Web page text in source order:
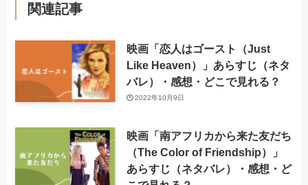
関連記事
映画「恋人はゴースト（Just
Like Heaven）」あらすじ（ネタ
バレ）・感想・どこで見れる？
2022年10月9日
映画「南アフリカから来た友だち
（The Color of Friendship）」
あらすじ（ネタバレ）・感想・ど